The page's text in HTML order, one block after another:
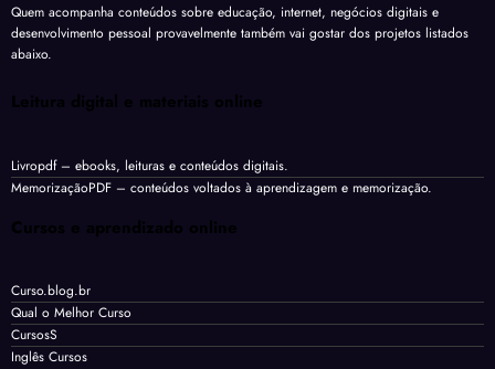
Quem acompanha conteúdos sobre educação, internet, negócios digitais e
desenvolvimento pessoal provavelmente também vai gostar dos projetos listados
abaixo.
Leitura digital e materiais online
Livropdf– ebooks, leituras e conteúdos digitais.
MemorizaçãoPDF – conteúdos voltados à aprendizagem e memorização.
Cursos e aprendizado online
Curso.blog.br
Qual o Melhor Curso
CursosS
Inglês Cursos